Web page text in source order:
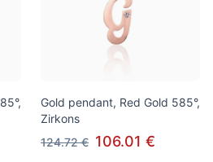
Gold pendant, Red Gold 585°,
Zirkons
124.72 € 106.01 €